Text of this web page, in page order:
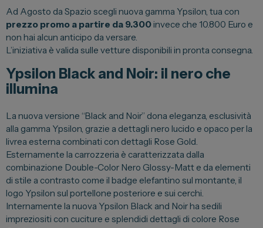
Dongfeng
Veicoli Commerciali
Fiat Professional
Toyota
Servizi
Auto Usate e Km Zero
Officina
Ad Agosto da Spazio scegli nuova gamma Ypsilon, tua con
prezzo promo a partire da 9.300invece che 10.800 Euro e
non hai alcun anticipo da versare.
L’iniziativa è valida sulle vetture disponibili in pronta consegna.
Ypsilon Black and Noir: il nero che
illumina
La nuova versione “Black and Noir” dona eleganza, esclusività
alla gamma Ypsilon, grazie a dettagli nero lucido e opaco per la
livrea esterna combinati con dettagli Rose Gold.
Esternamente la carrozzeria è caratterizzata dalla
combinazione Double-Color Nero Glossy-Matt e da elementi
di stile a contrasto come il badge elefantino sul montante, il
logo Ypsilon sul portellone posteriore e sui cerchi.
Internamente la nuova Ypsilon Black and Noir ha sedili
impreziositi con cuciture e splendidi dettagli di colore Rose